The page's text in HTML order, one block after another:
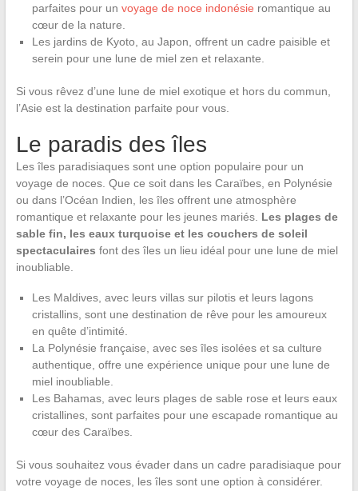
parfaites pour un voyage de noce indonésie romantique au
cœur de la nature.
Les jardins de Kyoto, au Japon, offrent un cadre paisible et
serein pour une lune de miel zen et relaxante.
Si vous rêvez d’une lune de miel exotique et hors du commun,
l’Asie est la destination parfaite pour vous.
Le paradis des îles
Les îles paradisiaques sont une option populaire pour un
voyage de noces. Que ce soit dans les Caraïbes, en Polynésie
ou dans l’Océan Indien, les îles offrent une atmosphère
romantique et relaxante pour les jeunes mariés. Les plages de
sable fin, les eaux turquoise et les couchers de soleil
spectaculaires font des îles un lieu idéal pour une lune de miel
inoubliable.
Les Maldives, avec leurs villas sur pilotis et leurs lagons
cristallins, sont une destination de rêve pour les amoureux
en quête d’intimité.
La Polynésie française, avec ses îles isolées et sa culture
authentique, offre une expérience unique pour une lune de
miel inoubliable.
Les Bahamas, avec leurs plages de sable rose et leurs eaux
cristallines, sont parfaites pour une escapade romantique au
cœur des Caraïbes.
Si vous souhaitez vous évader dans un cadre paradisiaque pour
votre voyage de noces, les îles sont une option à considérer.